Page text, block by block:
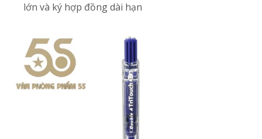
lớn và ký hợp đồng dài hạn